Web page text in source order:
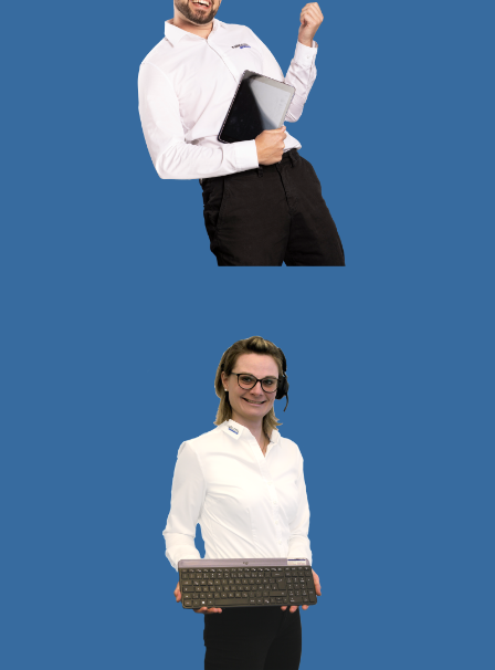
Geschäftsführer und
Technischer Leiter